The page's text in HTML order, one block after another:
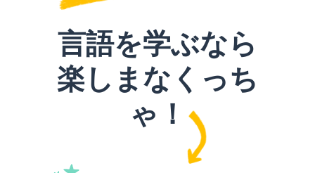
言語を学ぶなら
楽しまなくっち
ゃ！